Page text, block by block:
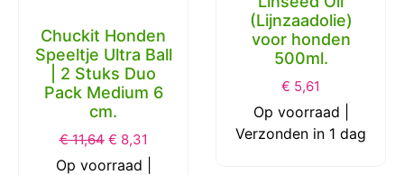
Chuckit Honden
Speeltje Ultra Ball
| 2 Stuks Duo
Pack Medium 6
cm.
€11,64 € 8,31
Op voorraad |
(Lijnzaadolie)
voor honden
500ml.
€ 5,61
Op voorraad |
Verzonden in 1 dag